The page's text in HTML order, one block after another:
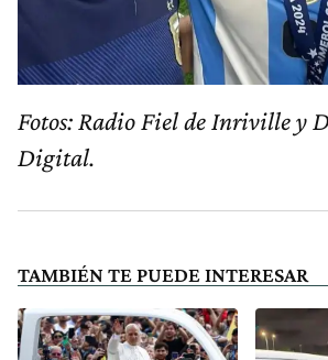
Fotos: Radio Fiel de Inriville y
Digital.
TAMBIÉN TE PUEDE INTERESAR